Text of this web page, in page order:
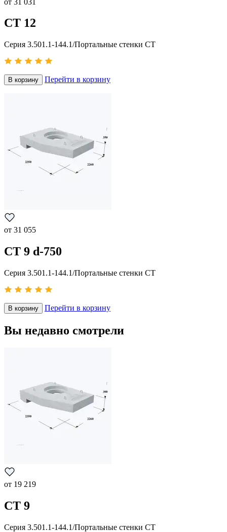
СТ 12
Серия 3.501.1-144.1/Портальные стенки СТ
В корзину Перейти в корзину
от 31 055
СТ 9 d-750
Серия 3.501.1-144.1/Портальные стенки СТ
В корзину Перейти в корзину
Вы недавно смотрели
от 19 219
СТ 9
Серия 3.501.1-144.1/Портальные стенки СТ